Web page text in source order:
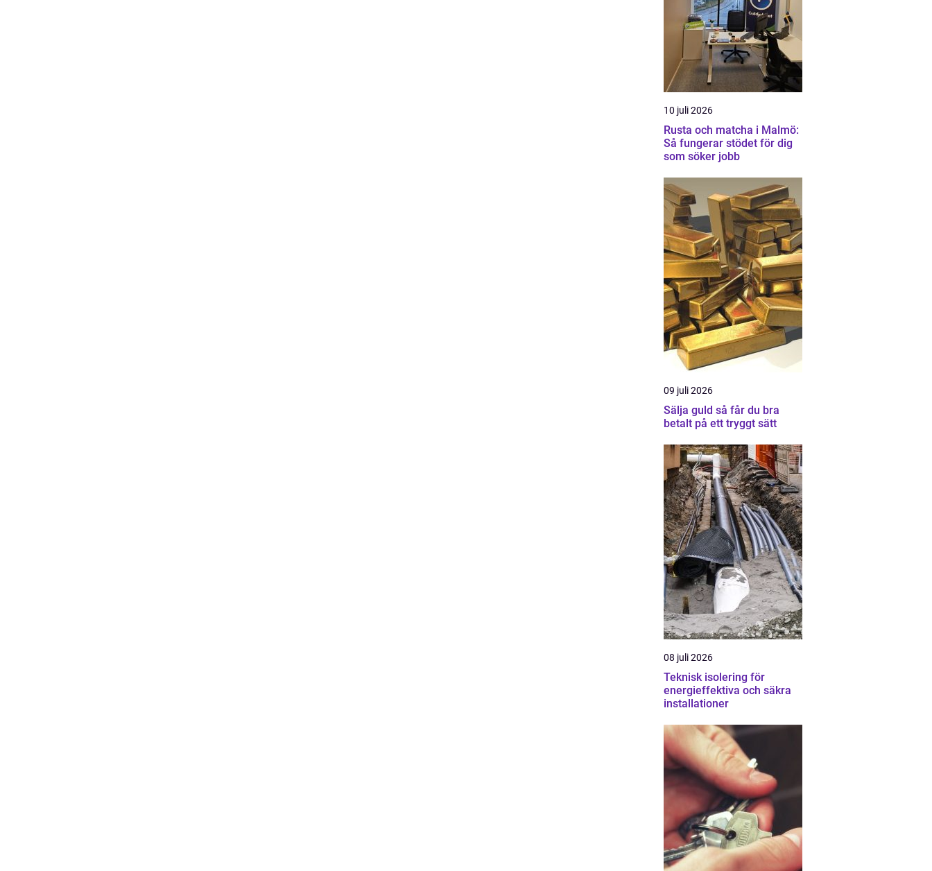
10 juli 2026
Rusta och matcha i Malmö:
Så fungerar stödet för dig
som söker jobb
09 juli 2026
Sälja guld så får du bra
betalt på ett tryggt sätt
08 juli 2026
Teknisk isolering för
energieffektiva och säkra
installationer